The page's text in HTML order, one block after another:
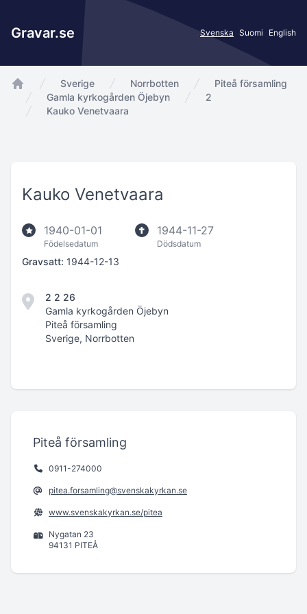
Gravar.se Svenska Suomi English
app.Start
Sverige Norrbotten
Piteå församling
Gamla kyrkogården Öjebyn
2
Kauko Venetvaara
Kauko Venetvaara
1940-01-01
Födelsedatum
1944-11-27
Dödsdatum
Gravsatt: 1944-12-13
2 2 26
Gamla kyrkogården Öjebyn
Piteå församling
Sverige, Norrbotten
Piteå församling
0911-274000
pitea.forsamling@svenskakyrkan.se
www.svenskakyrkan.se/pitea
Nygatan 23
94131 PITEÅ